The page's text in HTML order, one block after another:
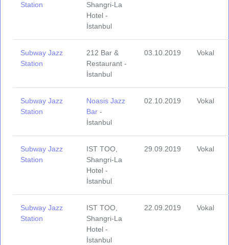
Station
Shangri-La
Hotel -
İstanbul
Subway Jazz
Station
212 Bar &
Restaurant -
İstanbul
03.10.2019 Vokal
Subway Jazz
Station
Noasis Jazz
Bar -
İstanbul
02.10.2019 Vokal
Subway Jazz
Station
IST TOO,
Shangri-La
Hotel -
İstanbul
29.09.2019 Vokal
Subway Jazz
Station
IST TOO,
Shangri-La
Hotel -
İstanbul
22.09.2019 Vokal